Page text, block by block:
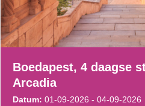
Boedapest, 4 daagse
Arcadia
Datum: 01-09-2026 - 04-09-2026